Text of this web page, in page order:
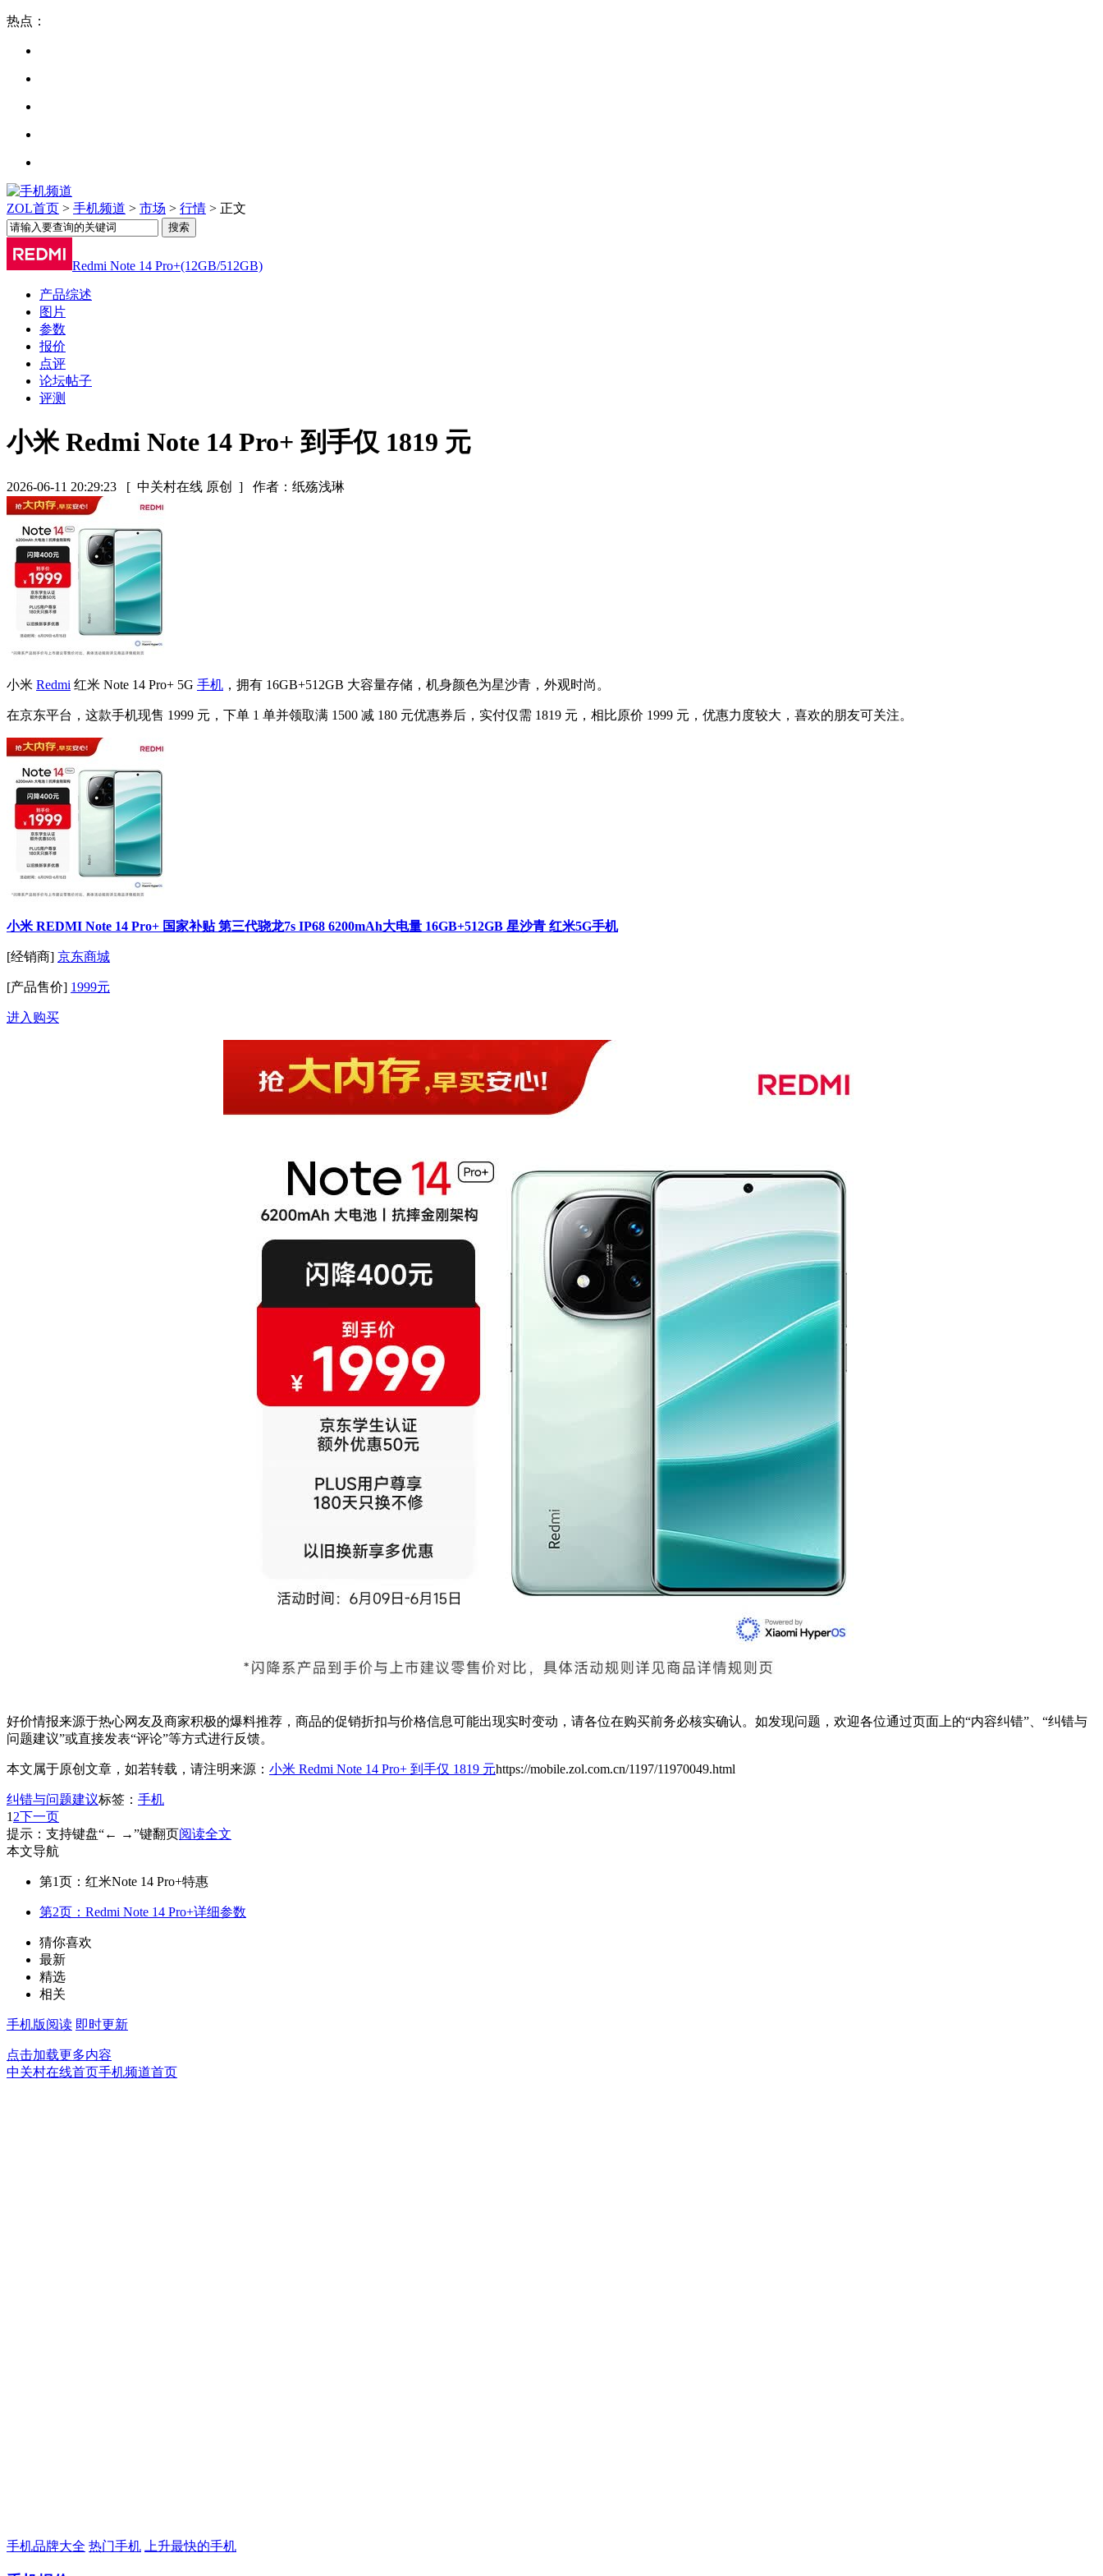
热点：
ZOL首页 > 手机频道 > 市场 > 行情 > 正文
Redmi Note 14 Pro+(12GB/512GB)
产品综述
图片
参数
报价
点评
论坛帖子
评测
小米 Redmi Note 14 Pro+ 到手仅 1819 元
2026-06-11 20:29:23 [ 中关村在线 原创 ] 作者：纸殇浅琳
小米 Redmi 红米 Note 14 Pro+ 5G 手机 ，拥有 16GB+512GB 大容量存储，机身颜色为星沙青，外观时尚。
在京东平台，这款手机现售 1999 元，下单 1 单并领取满 1500 减 180 元优惠券后，实付仅需 1819 元，相比原价 1999 元，优惠力度较大，喜欢的朋友可关注。
小米 REDMI Note 14 Pro+ 国家补贴 第三代骁龙7s IP68 6200mAh大电量 16GB+512GB 星沙青 红米5G手机
[经销商] 京东商城
[产品售价] 1999元
进入购买
好价情报来源于热心网友及商家积极的爆料推荐，商品的促销折扣与价格信息可能出现实时变动，请各位在购买前务必核实确认。如发现问题，欢迎各位通过页面上的“内容纠错”、“纠错与
问题建议”或直接发表“评论”等方式进行反馈。
本文属于原创文章，如若转载，请注明来源： 小米 Redmi Note 14 Pro+ 到手仅 1819 元https://mobile.zol.com.cn/1197/11970049.html
纠错与问题建议标签： 手机
1 2下一页
提示：支持键盘“← →”键翻页阅读全文
本文导航
第1页：红米Note 14 Pro+特惠
第2页：Redmi Note 14 Pro+详细参数
猜你喜欢
最新
精选
相关
手机版阅读 即时更新
点击加载更多内容
中关村在线首页手机频道首页
手机品牌大全 热门手机 上升最快的手机